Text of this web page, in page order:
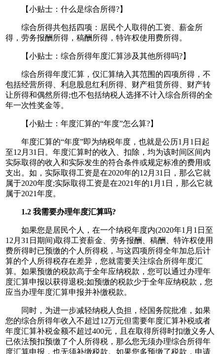
【小贴士：什么是综合所得?】
综合所得共包括四项：居民个人取得的工资、薪金所
得，劳务报酬所得，稿酬所得，特许权使用费所得。
【小贴士：综合所得年度汇算涉及其他所得吗?】
综合所得年度汇算，仅汇算纳入其范围的四项所得，不
包括经营所得、利息股息红利所得、财产租赁所得、财产转
让所得和偶然所得;也不包括纳税人选择不计入综合所得的全
年一次性奖金等。
【小贴士：年度汇算的“年度”怎么算?】
年度汇算的“年度”即为纳税年度，也就是公历1月1日起
至12月31日。年度汇算时的收入、扣除，均为该时间区间内
实际取得的收入和实际发生的符合条件或规定标准的费用或
支出。如，实际取得工资是在2020年的12月31日，那么它就
属于2020年度;实际取得工资是在2021年的1月1日，那么它就
属于2021年度。
1.2 我需要办理年度汇算吗?
如果您是居民个人，在一个纳税年度内(2020年1月1日至
12月31日期间)取得工资薪金、劳务报酬、稿酬、特许权使用
费所得时已预缴的个人所得税，与这四项所得全年加总后计
算的个人所得税存在差异，您就需要关注综合所得年度汇
算。如果预缴的税款高于全年应纳税款，您可以通过办理年
度汇算申报以获得退税;如预缴的税款少于全年应纳税款，您
应当办理年度汇算申报并补缴税款。
同时，为进一步减轻纳税人负担，经国务院批准，如果
您的综合所得年收入不超过12万元但需要年度汇算补税或者
年度汇算补税金额不超过400元，且在取得所得时扣缴义务人
已依法预扣预缴了个人所得税，那么您无须办理综合所得年
度汇算申报，也无须补缴税款。如果您多预缴了税款，申请